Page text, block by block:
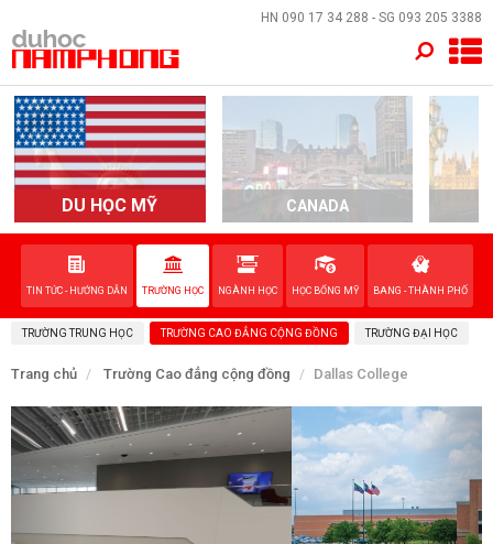
HN 090 17 34 288 - SG 093 205 3388
DU HỌC MỸ CANADA
TIN TỨC - HƯỚNG DẪN TRƯỜNG HỌC NGÀNH HỌC HỌC BỔNG MỸ BANG - THÀNH PHỐ
TRƯỜNG TRUNG HỌC TRƯỜNG CAO ĐẲNG CỘNG ĐỒNG TRƯỜNG ĐẠI HỌC
Trang chủ Trường Cao đẳng cộng đồng Dallas College
×
TRANG CHỦ
QUỐC GIA
EVENTS
DỊCH VỤ
VỀ NAM PHONG